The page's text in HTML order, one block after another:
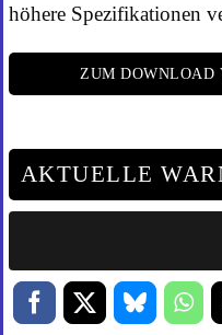
höhere Spezifikationen
ZUM DOWNLOAD
AKTUELLE